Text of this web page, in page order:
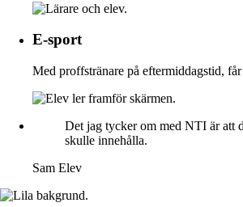
E-sport
Med proffstränare på eftermiddagstid,
Det jag tycker om med NTI är att
skulle innehålla.
Sam Elev